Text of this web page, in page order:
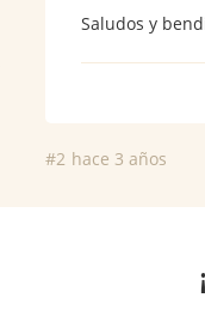
Saludos y
#2 hace 3 años